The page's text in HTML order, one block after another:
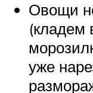
Овощи
(кладем
уже